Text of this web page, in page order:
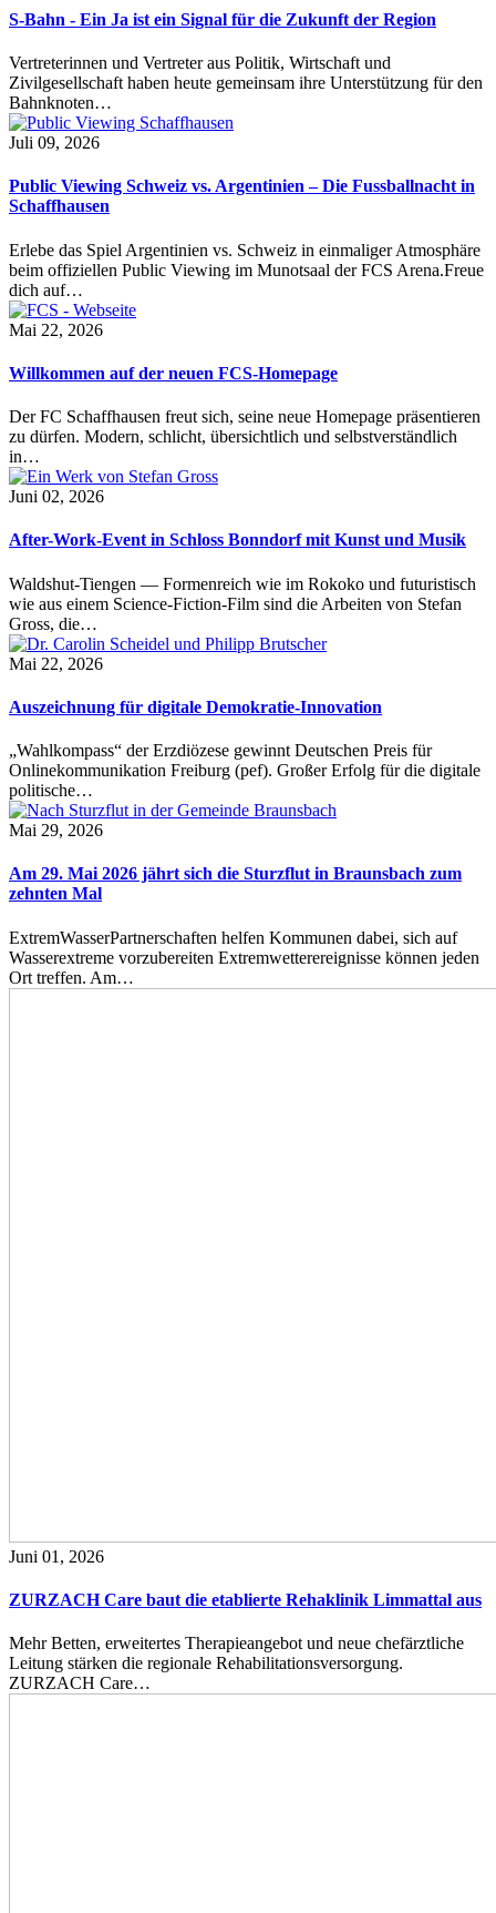
S-Bahn - Ein Ja ist ein Signal für die Zukunft der Region
Vertreterinnen und Vertreter aus Politik, Wirtschaft und
Zivilgesellschaft haben heute gemeinsam ihre Unterstützung für den
Bahnknoten…
Juli 09, 2026
Public Viewing Schweiz vs. Argentinien – Die Fussballnacht in
Schaffhausen
Erlebe das Spiel Argentinien vs. Schweiz in einmaliger Atmosphäre
beim offiziellen Public Viewing im Munotsaal der FCS Arena.Freue
dich auf…
Mai 22, 2026
Willkommen auf der neuen FCS-Homepage
Der FC Schaffhausen freut sich, seine neue Homepage präsentieren
zu dürfen. Modern, schlicht, übersichtlich und selbstverständlich
in…
Juni 02, 2026
After-Work-Event in Schloss Bonndorf mit Kunst und Musik
Waldshut-Tiengen — Formenreich wie im Rokoko und futuristisch
wie aus einem Science-Fiction-Film sind die Arbeiten von Stefan
Gross, die…
Mai 22, 2026
Auszeichnung für digitale Demokratie-Innovation
„Wahlkompass“ der Erzdiözese gewinnt Deutschen Preis für
Onlinekommunikation Freiburg (pef). Großer Erfolg für die digitale
politische…
Mai 29, 2026
Am 29. Mai 2026 jährt sich die Sturzflut in Braunsbach zum
zehnten Mal
ExtremWasserPartnerschaften helfen Kommunen dabei, sich auf
Wasserextreme vorzubereiten Extremwetterereignisse können jeden
Ort treffen. Am…
Juni 01, 2026
ZURZACH Care baut die etablierte Rehaklinik Limmattal aus
Mehr Betten, erweitertes Therapieangebot und neue chefärztliche
Leitung stärken die regionale Rehabilitationsversorgung.
ZURZACH Care…